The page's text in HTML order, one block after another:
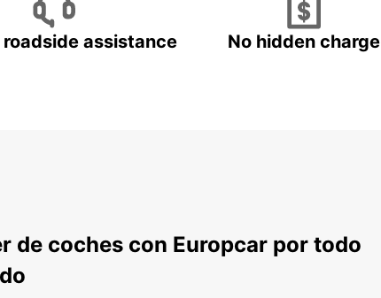
assistance No hidden charge
de coches con Europcar por todo